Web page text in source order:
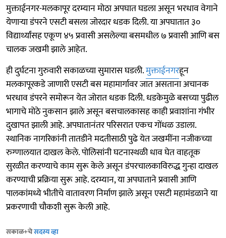
मुक्ताईनगर-मलकापूर दरम्यान मोठा अपघात घडला असून भरधाव वेगाने
येणाऱ्या डंपरने एसटी बसला जोरदार धडक दिली. या अपघातात ३०
विद्यार्थ्यांसह एकूण ४५ प्रवासी असलेल्या बसमधील ७ प्रवासी आणि बस
चालक जखमी झाले आहेत.
ही दुर्घटना गुरुवारी सकाळच्या सुमारास घडली.मुक्ताईनगरहून
मलकापूरकडे जाणारी एसटी बस महामार्गावर जात असताना अचानक
भरधाव डंपरने समोरून येत जोरात धडक दिली. धडकेमुळे बसच्या पुढील
भागाचे मोठे नुकसान झाले असून बसचालकासह काही प्रवाशांना गंभीर
दुखापत झाली आहे. अपघातानंतर परिसरात एकच गोंधळ उडाला.
स्थानिक नागरिकांनी तातडीने मदतीसाठी पुढे येत जखमींना नजीकच्या
रुग्णालयात दाखल केले. पोलिसांनी घटनास्थळी धाव घेत वाहतूक
सुरळीत करण्याचे काम सुरू केले असून डंपरचालकाविरुद्ध गुन्हा दाखल
करण्याची प्रक्रिया सुरू आहे. दरम्यान, या अपघाताने प्रवासी आणि
पालकांमध्ये भीतीचे वातावरण निर्माण झाले असून एसटी महामंडळाने या
प्रकरणाची चौकशी सुरू केली आहे.
सकाळ+चेसदस्य व्हा